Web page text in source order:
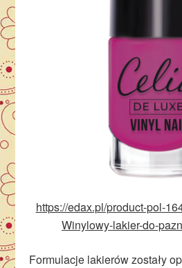
https://edax.pl/product-pol-
Winylowy-lakier-do-
Formulacje lakierów zostały